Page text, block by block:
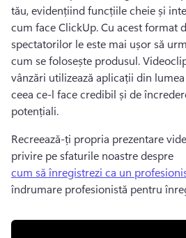
tău, evidențiind funcțiile cheie și
cum face ClickUp. Cu acest format
spectatorilor le este mai ușor să
cum se folosește produsul.
vânzări utilizează aplicații din
ceea ce-l face credibil și de
potențiali.
Recreează-ți propria prezentare
privire pe sfaturile noastre despre
cum să înregistrezi ca un
îndrumare profesionistă pentru